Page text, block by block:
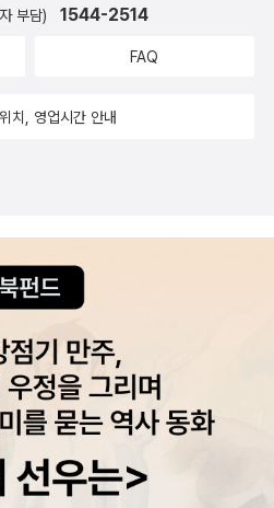
권만 읽어 보아도 다른 세상이 펼
각한 미스터리가 재미있는 이유를
죄를 저질러 질서를 깨뜨리려는 욕
양한 분야의 문헌과 용어들을 언급
사건》이 기서로 평가받는 이유가
뚫으면서 읽어야 한다. * [절
났다. 독특하게도 뇌와 기억을 소재
자는 이 소설을 SF로 보기도 한다.
었지만, 절판되었다. * 나카이 히데
(동서문화사, 2009년) 《허무
mystery)’를 대표하는 걸작이
문화사’다. 《허무에의 제물》의 역
소설을 단숨에 읽었다’라며 운을
독한 것을 자랑하는 것일까, 아니
짓말일까? 저작권을 무시하면서
부담) 1544-2514
FAQ
치, 영업시간 안내